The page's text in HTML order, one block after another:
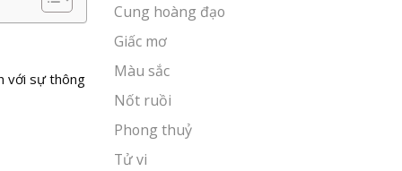
với sự thông
Cung hoàng đạo
Giấc mơ
Màu sắc
Nốt ruồi
Phong thuỷ
Tử vi